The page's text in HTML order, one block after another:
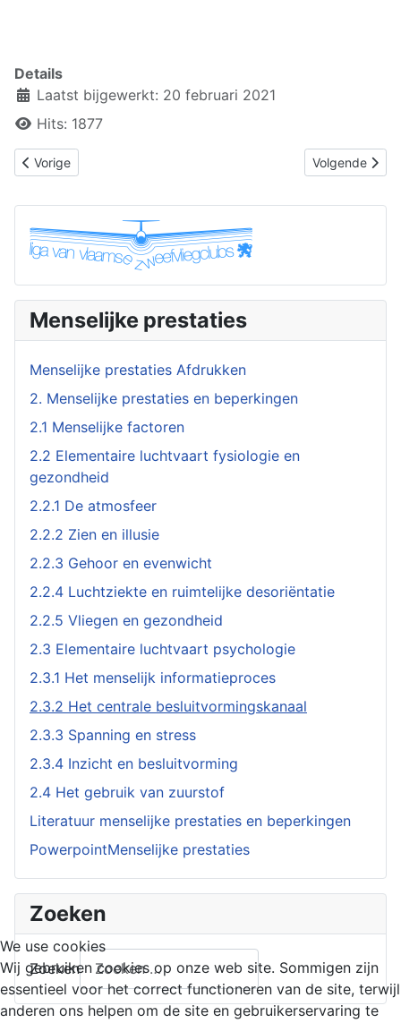
Details
Laatst bijgewerkt: 20 februari 2021
Hits: 1877
Vorig artikel: 2.3.1 Het menselijk informatieproces
Vorige Volgende
Volgende
Menselijke prestaties
Menselijke prestaties Afdrukken
2. Menselijke prestaties en beperkingen
2.1 Menselijke factoren
2.2 Elementaire luchtvaart fysiologie en
gezondheid
2.2.1 De atmosfeer
2.2.2 Zien en illusie
2.2.3 Gehoor en evenwicht
2.2.4 Luchtziekte en ruimtelijke desoriëntatie
2.2.5 Vliegen en gezondheid
2.3 Elementaire luchtvaart psychologie
2.3.1 Het menselijk informatieproces
2.3.2 Het centrale besluitvormingskanaal
2.3.3 Spanning en stress
2.3.4 Inzicht en besluitvorming
2.4 Het gebruik van zuurstof
Literatuur menselijke prestaties en beperkingen
PowerpointMenselijke prestaties
Zoeken
Zoeken
We use cookies
Wij gebruiken cookies op onze web site. Sommigen zijn
essentieel voor het correct functioneren van de site, terwijl
anderen ons helpen om de site en gebruikerservaring te